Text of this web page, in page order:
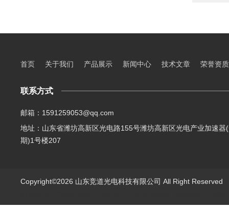
首页 关于我们 产品展示 新闻中心 技术文章 荣誉资质
联系方式
邮箱：1591259053@qq.com
地址：山东省潍坊高新区光电路155号潍坊高新区光电产业加速器
期)1号楼207
Copyright©2026 山东竞道光电科技有限公司 All Right